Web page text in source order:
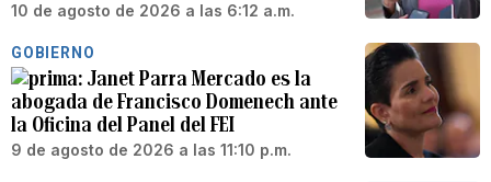
10 de agosto de 2026 a las 6:12 a.m.
GOBIERNO
Janet Parra Mercado es la
abogada de Francisco Domenech ante
la Oficina del Panel del FEI
9 de agosto de 2026 a las 11:10 p.m.